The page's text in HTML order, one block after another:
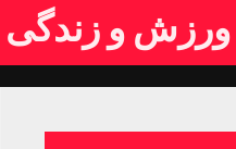
ورزش و زندگی